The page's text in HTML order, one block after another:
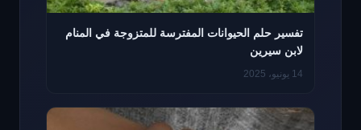
تفسير حلم الحيوانات المفترسة للمتزوجة في المنام
لابن سيرين
14 يونيو، 2025